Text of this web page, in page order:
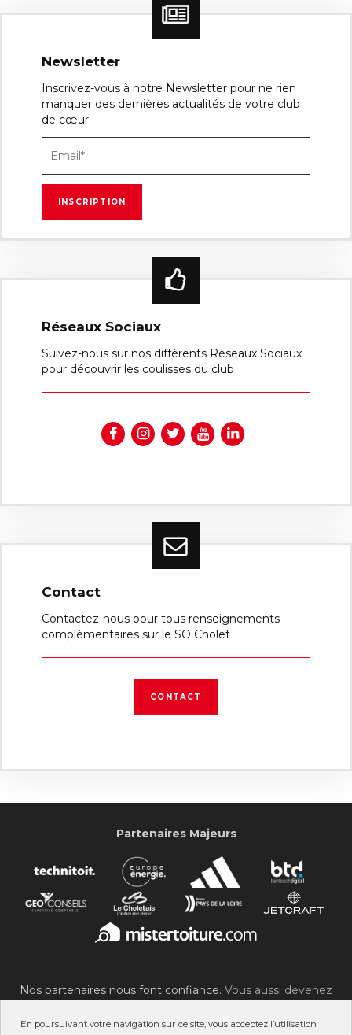
En poursuivant votre navigation sur ce site, vous acceptez l’utilisation
Newsletter
Inscrivez-vous à notre Newsletter pour ne rien
manquer des dernières actualités de votre club
de cœur
Réseaux Sociaux
Suivez-nous sur nos différents Réseaux Sociaux
pour découvrir les coulisses du club
Contact
Contactez-nous pour tous renseignements
complémentaires sur le SO Cholet
CONTACT
Partenaires Majeurs
Nos partenaires nous font confiance. Vous aussi devenez